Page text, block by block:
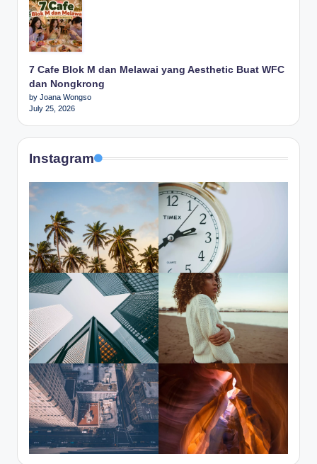
7 Cafe Blok M dan Melawai yang Aesthetic Buat WFC
dan Nongkrong
by Joana Wongso
July 25, 2026
Instagram